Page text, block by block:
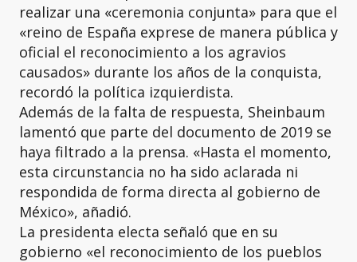
realizar una «ceremonia conjunta» para que el
«reino de España exprese de manera pública y
oficial el reconocimiento a los agravios
causados» durante los años de la conquista,
recordó la política izquierdista.
Además de la falta de respuesta, Sheinbaum
lamentó que parte del documento de 2019 se
haya filtrado a la prensa. «Hasta el momento,
esta circunstancia no ha sido aclarada ni
respondida de forma directa al gobierno de
México», añadió.
La presidenta electa señaló que en su
gobierno «el reconocimiento de los pueblos